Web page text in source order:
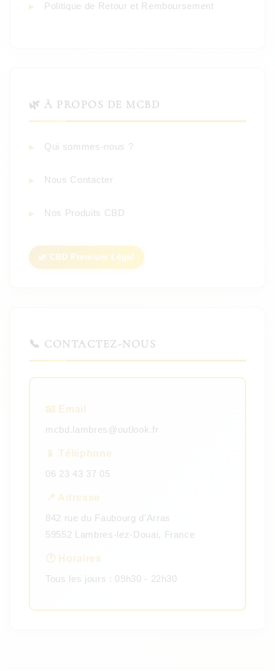
Politique de Retour et Remboursement
🌿 À PROPOS DE MCBD
Qui sommes-nous ?
Nous Contacter
Nos Produits CBD
🌿 CBD Premium Légal
📞 CONTACTEZ-NOUS
📧 Email
mcbd.lambres@outlook.fr
📱 Téléphone
06 23 43 37 05
📍 Adresse
842 rue du Faubourg d'Arras
59552 Lambres-lez-Douai, France
🕐 Horaires
Tous les jours : 09h30 - 22h30